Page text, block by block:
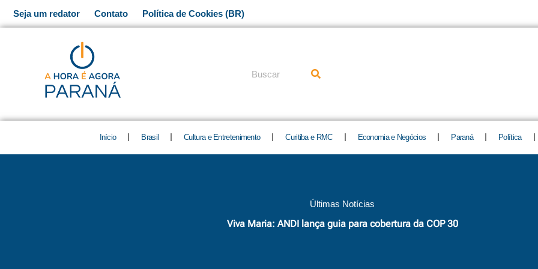
para
Seja um redator Contato Política de Cookies (BR)
Pesquisar
Início Brasil Cultura e Entretenimento Curitiba e RMC Economia e Negócios Paraná Política
Últimas Notícias
Viva Maria: ANDI lança guia para cobertura da COP 30